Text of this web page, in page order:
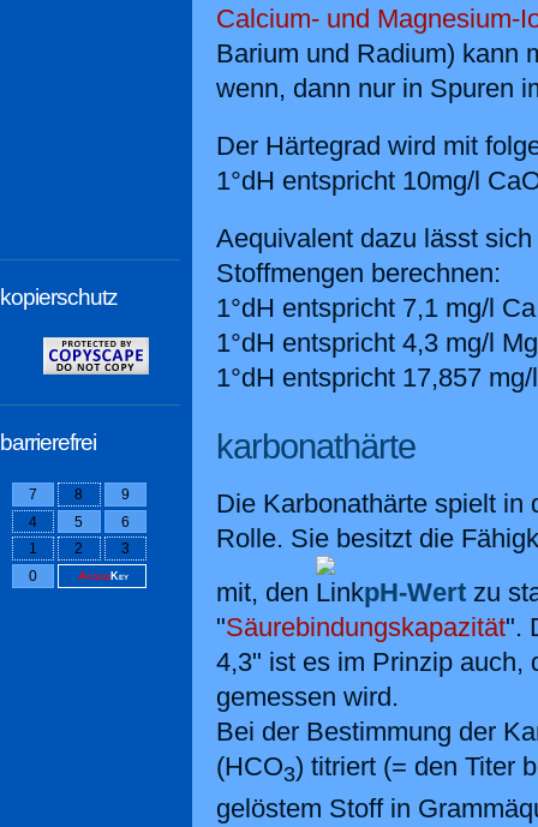
kopierschutz
barrierefrei
7 8
9
4
5
6
1
2
3
0
AccessKey
Calcium- und Magnesium-
Barium und Radium) kann
wenn, dann nur in Spuren
Der Härtegrad wird mit
1°dH entspricht 10mg/l
Aequivalent dazu lässt
Stoffmengen berechnen:
1°dH entspricht 7,1 mg/l
1°dH entspricht 4,3 mg/l
1°dH entspricht 17,857
karbonathärte
Die Karbonathärte spielt in
Rolle. Sie besitzt die
mit, den
pH-Wert zu
"Säurebindungskapazität".
4,3" ist es im Prinzip auch,
gemessen wird.
Bei der Bestimmung der
(HCO3) titriert (= den Titer
gelöstem Stoff in